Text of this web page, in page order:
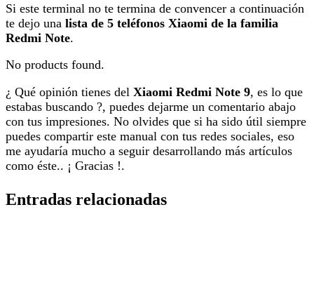
Si este terminal no te termina de convencer a continuación
te dejo una lista de 5 teléfonos Xiaomi de la familia
Redmi Note.
No products found.
¿ Qué opinión tienes del Xiaomi Redmi Note 9, es lo que
estabas buscando ?, puedes dejarme un comentario abajo
con tus impresiones. No olvides que si ha sido útil siempre
puedes compartir este manual con tus redes sociales, eso
me ayudaría mucho a seguir desarrollando más artículos
como éste.. ¡ Gracias !.
Entradas relacionadas